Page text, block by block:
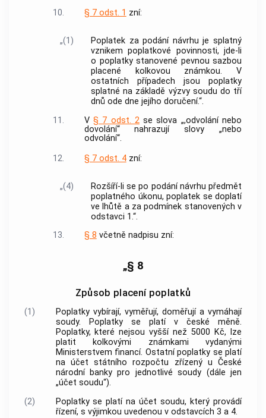
10.
§ 7 odst. 1 zní:
„(1)
Poplatek za podání návrhu je splatný
vznikem poplatkové povinnosti, jde-li
o poplatky stanovené pevnou sazbou
placené kolkovou známkou. V
ostatních případech jsou poplatky
splatné na základě výzvy soudu do tří
dnů ode dne jejího doručení.“.
11.
V§ 7 odst. 2se slova „,odvolání nebo
dovolání“ nahrazují slovy „nebo
odvolání“.
12.
§ 7 odst. 4zní:
„(4)
Rozšíří-li se po podání návrhu předmět
poplatného úkonu, poplatek se doplatí
ve lhůtě a za podmínek stanovených v
odstavci 1.“.
13.
§ 8 včetně nadpisu zní:
„§ 8
Způsob placení poplatků
(1)
Poplatky vybírají, vyměřují, doměřují a vymáhají
soudy. Poplatky se platí v české měně.
Poplatky, které nejsou vyšší než 5000 Kč, lze
platit kolkovými známkami vydanými
Ministerstvem financí. Ostatní poplatky se platí
na účet státního rozpočtu zřízený u České
národní banky pro jednotlivé soudy (dále jen
„účet soudu“).
(2)
Poplatky se platí na účet soudu, který provádí
řízení, s výjimkou uvedenou v odstavcích 3 a 4.